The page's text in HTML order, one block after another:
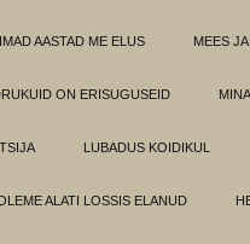
AASTAD ME ELUS MEES
ON ERISUGUSEID
LUBADUS KOIDIKUL
ALATI LOSSIS ELANUD